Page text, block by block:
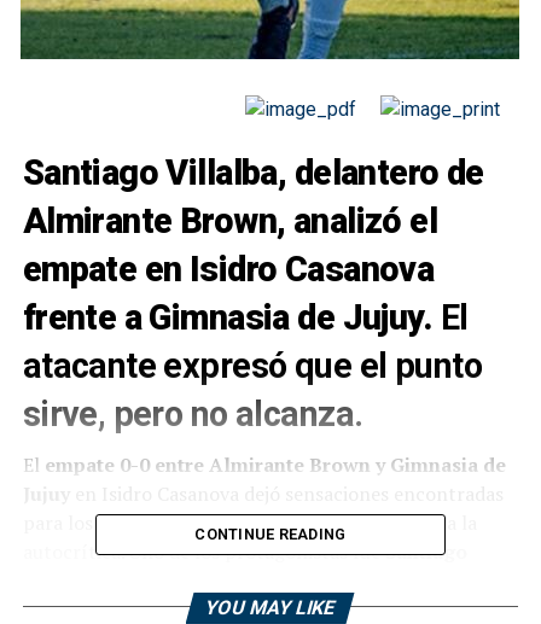
Santiago Villalba, delantero de
Almirante Brown, analizó el
empate en Isidro Casanova
frente aGimnasia de Jujuy. El
atacante expresó que el punto
sirve, pero no alcanza.
El empate 0-0 entre Almirante Brown y Gimnasia de
para los hinchas, pero también abrió espacio para la
autocrítica. Uno de los protagonistas fueSantiago
dialogó conSolo Ascensoy con los medios presentes
CONTINUE READING
YOU MAY LIKE